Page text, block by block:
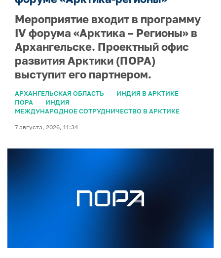
Мероприятие входит в программу
IV форума «Арктика – Регионы» в
Архангельске. Проектный офис
развития Арктики (ПОРА)
выступит его партнером.
АРХАНГЕЛЬСКАЯ ОБЛАСТЬ
ИНДИЯ В АРКТИКЕ
ПОРА
ИНДИЯ
МЕЖДУНАРОДНОЕ СОТРУДНИЧЕСТВО В АРКТИКЕ
7 августа, 2026, 11:34